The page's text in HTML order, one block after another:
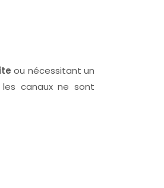
ou nécessitant un
canaux ne sont